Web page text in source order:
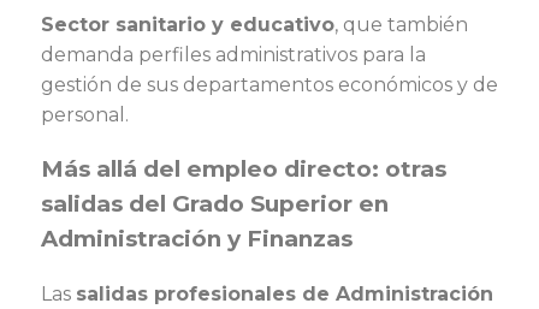
Sector sanitario y educativo, que también
demanda perfiles administrativos para la
gestión de sus departamentos económicos y de
personal.
Más allá del empleo directo: otras
salidas del Grado Superior en
Administración y Finanzas
Las salidas profesionales de Administración